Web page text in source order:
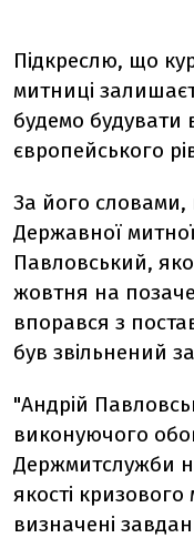
Підкреслю, що
митниці
будемо будувати
європейського
За його словами,
Державної
Павловський,
жовтня на
впорався з
був звільнений
"Андрій
виконуючого
Держмитслужби
якості
визначені